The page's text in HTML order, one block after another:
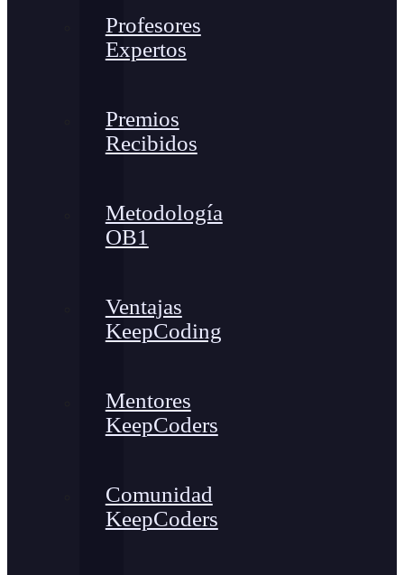
Profesores
Expertos
Premios
Recibidos
Metodología
OB1
Ventajas
KeepCoding
Mentores
KeepCoders
Comunidad
KeepCoders